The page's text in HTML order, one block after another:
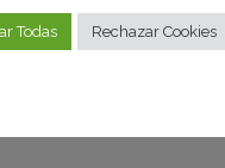
Todas Rechazar Cookies